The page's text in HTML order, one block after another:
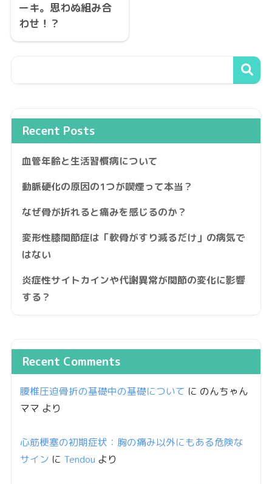
ーキ。思わぬ組み合
わせ！？
Recent Posts
血管年齢と生活習慣病について
動脈硬化の原因の1つが喫煙って本当？
なぜ骨が折れると痛みを感じるのか？
変形性膝関節症は「軟骨がすり減るだけ」の病気で
はない
炎症性サイトカインや代謝異常が関節の変化に影響
する？
Recent Comments
腰椎圧迫骨折の基礎中の基礎について に のんちゃん
ママ より
心筋梗塞の初期症状：胸の痛み以外にもある危険な
サイン に Tendou より